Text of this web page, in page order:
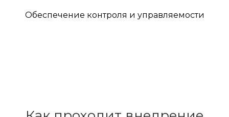
Обеспечение контроля и управляемости